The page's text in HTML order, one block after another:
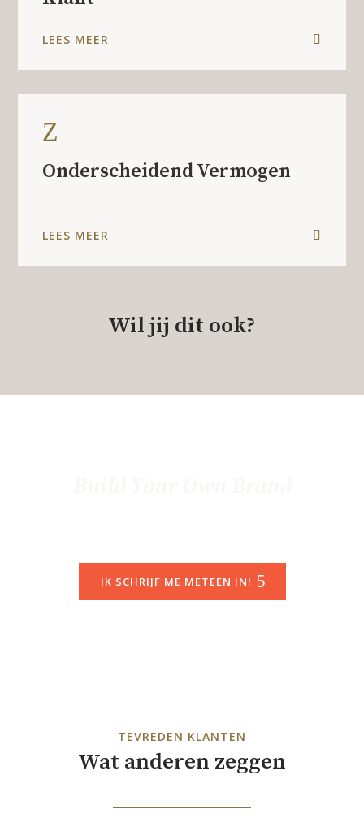
LEES MEER
Z
Onderscheidend Vermogen
LEES MEER
Wil jij dit ook?
IK SCHRIJF ME METEEN IN!
TEVREDEN KLANTEN
Wat anderen zeggen